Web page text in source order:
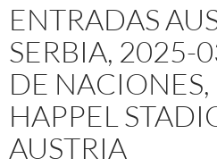
ENTRADAS
SERBIA, 2025-
DE NACIONES,
HAPPEL
AUSTRIA